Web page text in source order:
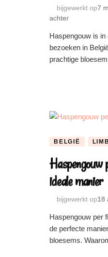
bijgewerkt op7
achter
met
een
Haspengouw is in
bezoeken in
prachtige
BELGIË
Haspengouw
ideale manier
bijgewerkt op18
Haspengouw per
de perfecte
bloesems.